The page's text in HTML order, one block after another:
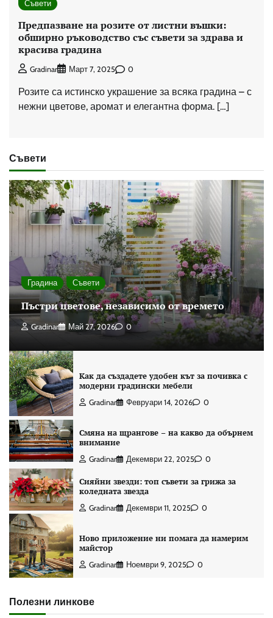
Съвети
Предпазване на розите от листни въшки:
обширно ръководство със съвети за здрава и
красива градина
Gradinar Март 7, 2025 0
Розите са истинско украшение за всяка градина – с
нежни цветове, аромат и елегантна форма. […]
Съвети
Градина Съвети
Пъстри цветове, независимо от времето
Gradinar Май 27, 2026 0
Как да създадете удобен кът за почивка с
модерни градински мебели
Gradinar Февруари 14, 2026 0
Смяна на щрангове – на какво да обърнем
внимание
Gradinar Декември 22, 2025 0
Сияйни звезди: топ съвети за грижа за
коледната звезда
Gradinar Декември 11, 2025 0
Ново приложение ни помага да намерим
майстор
Gradinar Ноември 9, 2025 0
Полезни линкове